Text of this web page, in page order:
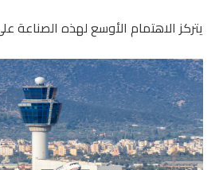
يتركز الاهتمام الأوسع لهذه